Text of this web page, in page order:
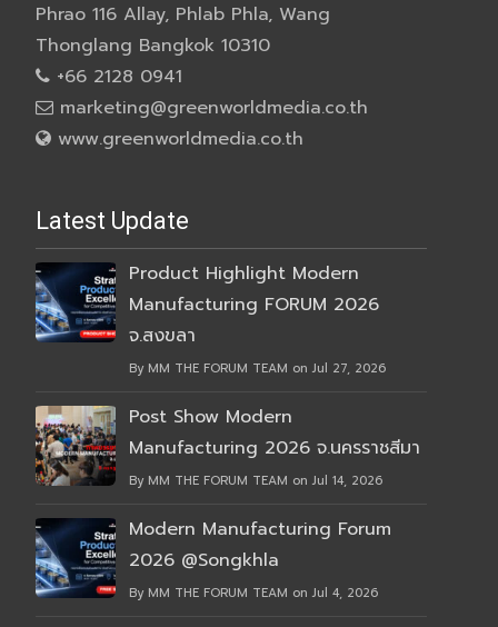
Phrao 116 Allay, Phlab Phla, Wang
Thonglang Bangkok 10310
+66 2128 0941
marketing@greenworldmedia.co.th
www.greenworldmedia.co.th
Latest Update
Product Highlight Modern
Manufacturing FORUM 2026
จ.สงขลา
By MM THE FORUM TEAM on Jul 27, 2026
Post Show Modern
Manufacturing 2026 จ.นครราชสีมา
By MM THE FORUM TEAM on Jul 14, 2026
Modern Manufacturing Forum
2026 @Songkhla
By MM THE FORUM TEAM on Jul 4, 2026